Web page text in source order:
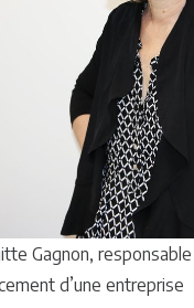
Gagnon,
d’une entreprise